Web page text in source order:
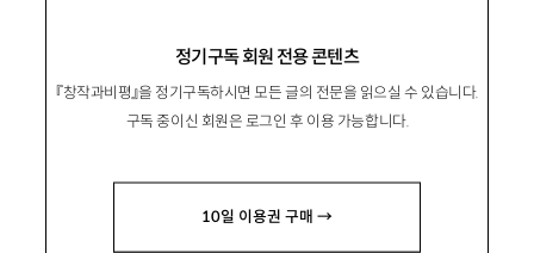
정기구독 회원 전용 콘텐츠
『창작과비평』을 정기구독하시면 모든 글의 전문을 읽으실 수 있습니다.
구독 중이신 회원은 로그인 후 이용 가능합니다.
10일 이용권 구매 →
황지성黃志成